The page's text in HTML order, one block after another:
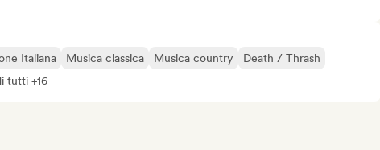
Italiana Musica classica Musica country
Death / Thrash
tutti +16